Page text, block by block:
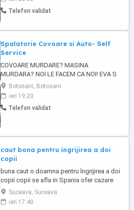
să îmi scrieți pe WhatsApp și să trimiteți
un CV sau câteva informații despre
sunteți, postul ...
Telefon validat
Spalatorie Covoare si Auto- Self
Service
COVOARE MURDARE? MASINA
MURDARA? NOI LE FACEM CA NOI! EVA S
CAR WASH - TRUSESTI, BOTOSANI
SPALATORIE COVOARE SI AUTO SELF
SERVICE 24 7 SPALATORIE
PROFESIONALA DE COVOARE * Eliminam
paturi mari * Rezultate vizibile din ...
Botosani, Botosani
ieri 19:20
Telefon validat
caut bona pentru ingrijirea a doi
copii
buna caut o doamna pentru îngrijirea a doi
copii copii se afla in Spania ofer cazare
gratis și trei mese pe zi gratis pentru mai
multe informații sunați la numărul
Suceava, Suceava
ieri 17:40